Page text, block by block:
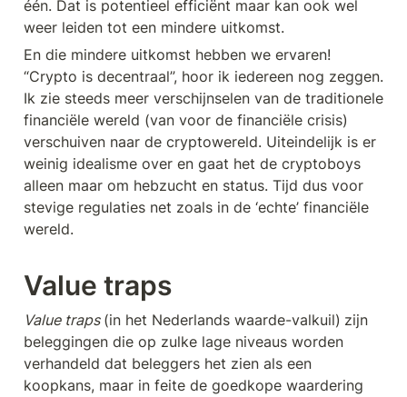
één. Dat is potentieel efficiënt maar kan ook wel
weer leiden tot een mindere uitkomst.
En die mindere uitkomst hebben we ervaren!
“Crypto is decentraal”, hoor ik iedereen nog zeggen.
Ik zie steeds meer verschijnselen van de traditionele
financiële wereld (van voor de financiële crisis)
verschuiven naar de cryptowereld. Uiteindelijk is er
weinig idealisme over en gaat het de cryptoboys
alleen maar om hebzucht en status. Tijd dus voor
stevige regulaties net zoals in de ‘echte’ financiële
wereld.
Value traps
Value traps (in het Nederlands waarde-valkuil) zijn
beleggingen die op zulke lage niveaus worden
verhandeld dat beleggers het zien als een
koopkans, maar in feite de goedkope waardering